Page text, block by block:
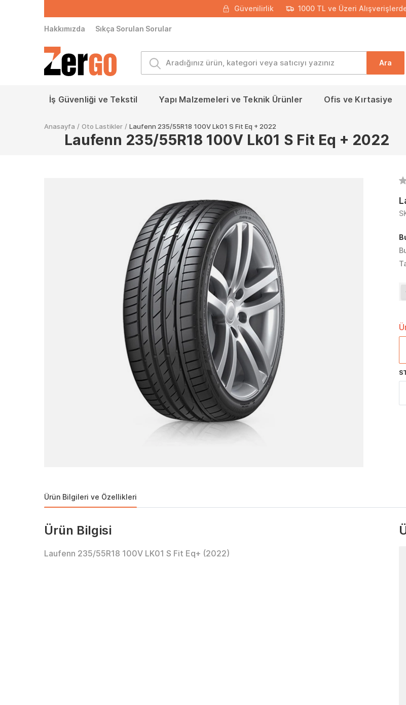
Güvenilirlik 1000 TL ve Üzeri
Hakkımızda Sıkça Sorulan Sorular
Ara
İş Güvenliği ve Tekstil Yapı Malzemeleri ve Teknik Ürünler Ofis ve Kırtasiye
Anasayfa / Oto Lastikler / Laufenn 235/55R18 100V Lk01 S Fit Eq + 2022
Laufenn 235/55R18 100V Lk01 S Fit Eq + 2022
Ürün Bilgileri ve Özellikleri
Ürün Bilgisi
Laufenn 235/55R18 100V LK01 S Fit Eq+ (2022)